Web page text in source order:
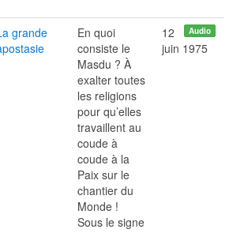
grande
En quoi
consiste le
Masdu ? À
exalter toutes
les religions
pour qu’elles
travaillent au
coude à
coude à la
Paix sur le
chantier du
Monde !
Sous le signe
Audio
12
juin 1975